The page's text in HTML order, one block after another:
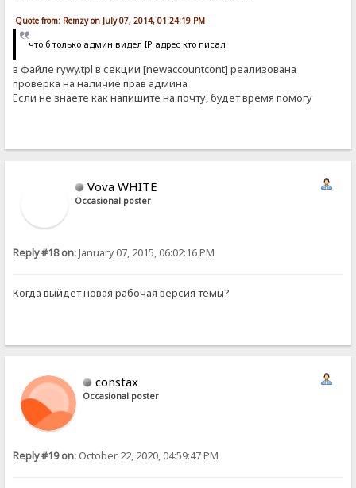
Quote from: Remzy on July 07, 2014, 01:24:19 PM
что б только админ видел IP адрес кто писал
в файле rywy.tpl в секции [newaccountcont] реализована
проверка на наличие прав админа
Если не знаете как напишите на почту, будет время помогу
Vova WHITE
Occasional poster
Reply #18 on:January 07, 2015, 06:02:16 PM
Когда выйдет новая рабочая версия темы?
constax
Occasional poster
Reply #19 on: October 22, 2020, 04:59:47 PM